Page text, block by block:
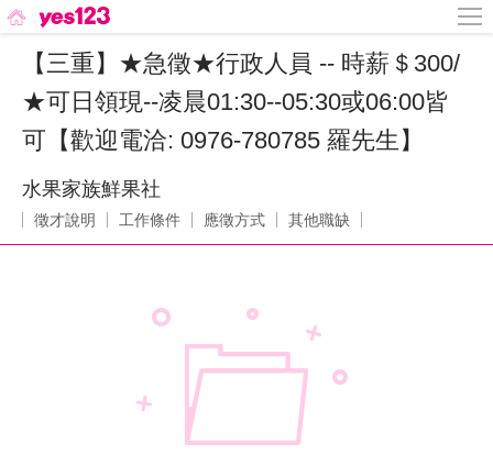
【三重】★急徵★行政人員 -- 時薪＄300/
★可日領現--凌晨01:30--05:30或06:00皆
可【歡迎電洽: 0976-780785 羅先生】
水果家族鮮果社
徵才說明 工作條件 應徵方式 其他職缺